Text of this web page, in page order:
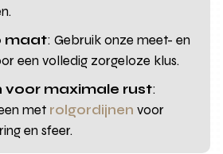
maat: Gebruik onze meet- en
een volledig zorgeloze klus.
voor maximale rust:
met rolgordijnen voor
en sfeer.